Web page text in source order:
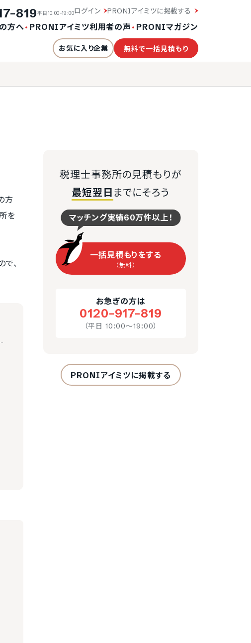
819平日10:00-19:00ログイン PRONIアイミツに掲載する
方へ・ PRONIアイミツ利用者の声 ・ PRONIマガジン
お気に入り企業 無料で一括見積もり
方
を
、
税理士事務所の見積もりが
最短翌日 までにそろう
マッチング実績60万件以上！
一括見積もりをする
（無料）
お急ぎの方は
0120-917-819
（平日 10:00～19:00）
PRONIアイミツに掲載する